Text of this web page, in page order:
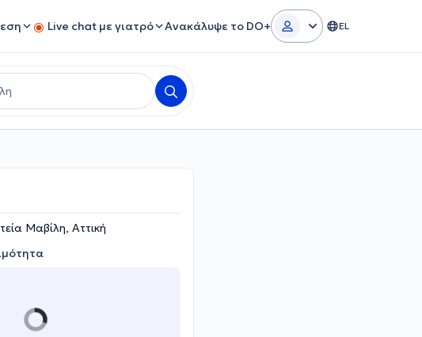
Live chat με γιατρό Ανακάλυψε το DO+ EL
Μαβίλη, Αττική